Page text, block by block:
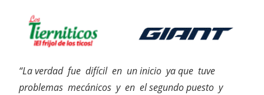
“La verdad fue difícil en un inicio ya que tuve
problemas mecánicos y en el segundo puesto y